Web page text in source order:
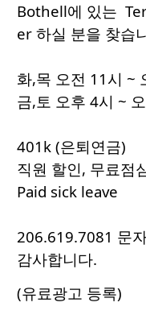
Bothell에 있는
er 하실 분을 찾습
화,목 오전 11시 ~
금,토 오후 4시 ~
401k (은퇴연금)
직원 할인, 무료점
Paid sick leave
206.619.7081 문
감사합니다.
(유료광고 등록)